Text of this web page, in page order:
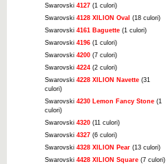
Swarovski 4127 (1 culori)
Swarovski 4128 XILION Oval (18 culori)
Swarovski 4161 Baguette (1 culori)
Swarovski 4196 (1 culori)
Swarovski 4200 (7 culori)
Swarovski 4224 (2 culori)
Swarovski 4228 XILION Navette (31
culori)
Swarovski 4230 Lemon Fancy Stone (1
culori)
Swarovski 4320 (11 culori)
Swarovski 4327 (6 culori)
Swarovski 4328 XILION Pear (13 culori)
Swarovski 4428 XILION Square (7 culori)